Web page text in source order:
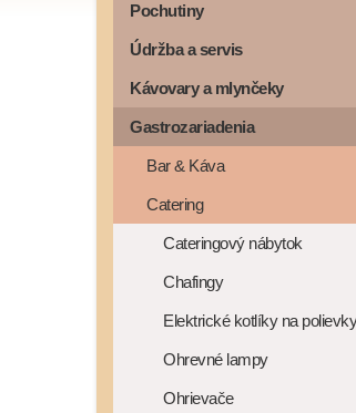
Pochutiny
Údržba a servis
Kávovary a mlynčeky
Gastrozariadenia
Bar & Káva
Catering
Cateringový nábytok
Chafingy
Elektrické kotlíky na polievky
Ohrevné lampy
Ohrievače